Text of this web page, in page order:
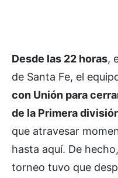
Desde las 22 horas,
de Santa Fe, el
con Unión para
de la Primera
que atravesar
hasta aquí. De
torneo tuvo que